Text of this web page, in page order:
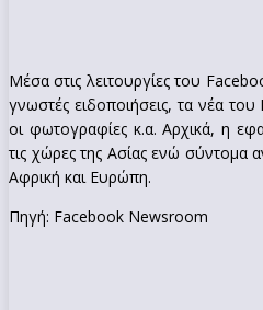
Μέσα στις λειτουργίες του
γνωστές ειδοποιήσεις, τα νέα
οι φωτογραφίες κ.α. Αρχικά, η
τις χώρες της Ασίας ενώ σύντομα
Αφρική και Ευρώπη.
Πηγή: Facebook Newsroom